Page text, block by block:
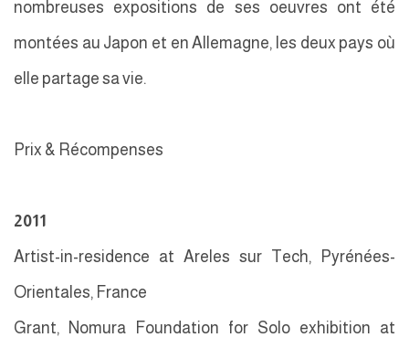
nombreuses expositions de ses oeuvres ont été
montées au Japon et en Allemagne, les deux pays où
elle partage sa vie.
Prix & Récompenses
2011
Artist-in-residence at Areles sur Tech, Pyrénées-
Orientales, France
Grant, Nomura Foundation for Solo exhibition at